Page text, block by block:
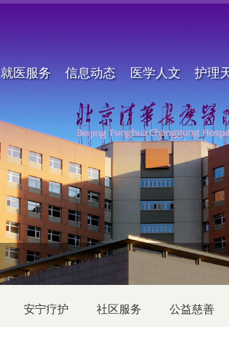
就医服务 信息动态 医学人文 护理
安宁疗护 社区服务 公益慈善